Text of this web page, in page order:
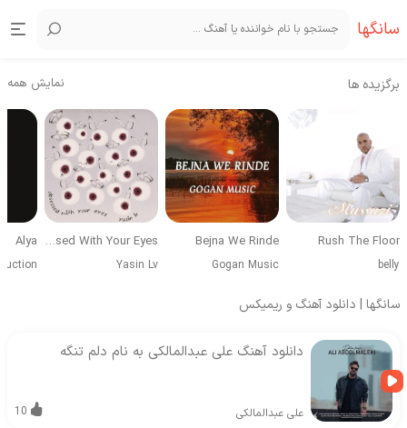
سانگها
برگزیده ها نمایش همه
Rush The Floor
belly
Bejna We Rinde
Gogan Music
Obsessed With Your Eyes
Yasin Lv
Alya
سانگها | دانلود آهنگ و ریمیکس
دانلود آهنگ علی عبدالمالکی به نام دلم تنگه
علی عبدالمالکی 10